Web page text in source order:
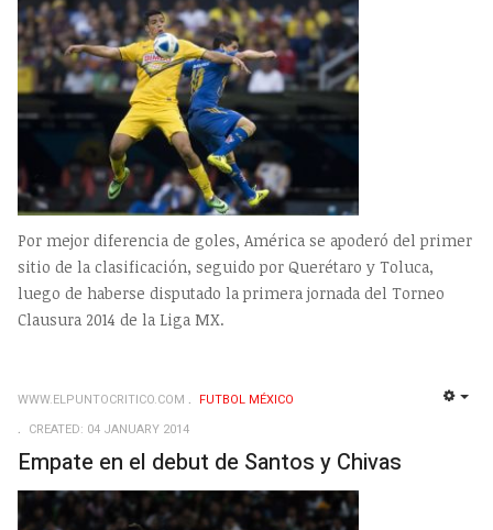
Por mejor diferencia de goles, América se apoderó del primer
sitio de la clasificación, seguido por Querétaro y Toluca,
luego de haberse disputado la primera jornada del Torneo
Clausura 2014 de la Liga MX.
WWW.ELPUNTOCRITICO.COM
FUTBOL MÉXICO
CREATED: 04 JANUARY 2014
Empate en el debut de Santos y Chivas